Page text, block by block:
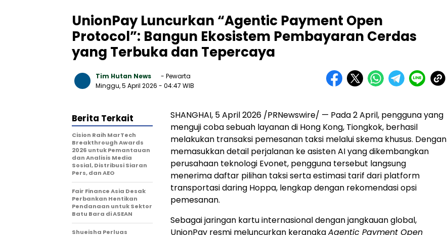
UnionPay Luncurkan “Agentic Payment Open
Protocol”: Bangun Ekosistem Pembayaran Cerdas
yang Terbuka dan Tepercaya
Tim Hutan News
- Pewarta
Minggu, 5 April 2026 - 04:47 WIB
SHANGHAI, 5 April 2026 /PRNewswire/ — Pada 2 April, pengguna yang
menguji coba sebuah layanan di Hong Kong, Tiongkok, berhasil
melakukan transaksi pemesanan taksi melalui skema khusus. Dengan
memasukkan detail perjalanan ke asisten AI yang dikembangkan
perusahaan teknologi Evonet, pengguna tersebut langsung
menerima daftar pilihan taksi serta estimasi tarif dari platform
transportasi daring Hoppa, lengkap dengan rekomendasi opsi
pemesanan.
Sebagai jaringan kartu internasional dengan jangkauan global,
UnionPay resmi meluncurkan kerangkaAgentic Payment Open
Berita Terkait
Cision Raih MarTech
Breakthrough Awards
2026 untuk Pemantauan
dan Analisis Media
Sosial, Distribusi Siaran
Pers, dan AEO
Fair Finance Asia Desak
Perbankan Hentikan
Pendanaan untuk Sektor
Batu Bara di ASEAN
Shueisha Perluas